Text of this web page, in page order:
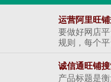
运营阿里旺
要做好网店
规则，每个
诚信通旺铺
产品标题是